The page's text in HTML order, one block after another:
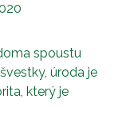
spoustu
úroda je
který je